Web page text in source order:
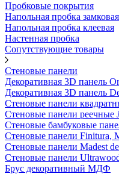
Пробковые покрытия
Напольная пробка замковая
Напольная пробка клеевая
Настенная пробка
Сопутствующие товары
Стеновые панели
Декоративная 3D панель
Декоративная 3D панель
Стеновые панели
Стеновые панели
Стеновые бамбуковые
Стеновые панели
Стеновые панели Madest
Стеновые панели
Брус декоративный МДФ